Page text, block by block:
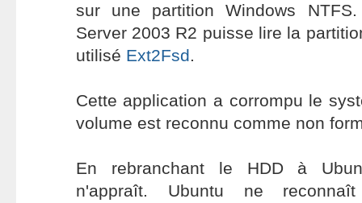
sur une partition Windows
Server 2003 R2 puisse lire la
utilisé Ext2Fsd.
Cette application a corrompu le
volume est reconnu comme non
En rebranchant le HDD à
n'appraît. Ubuntu ne